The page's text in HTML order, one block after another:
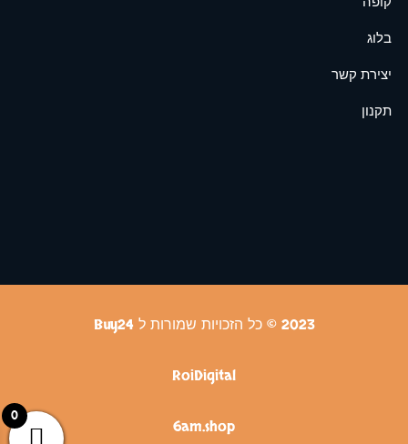
בלוג
יצירת קשר
תקנון
2023 © כל הזכויות שמורות ל Buy24
RoiDigital
6am.shop
0